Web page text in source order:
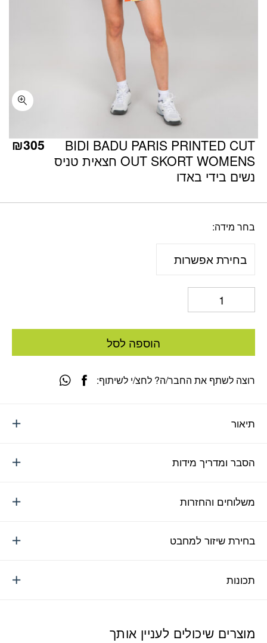
BIDI BADU PARIS PRINTED CUT
OUT SKORT WOMENS חצאית טניס
נשים בידי באדו
₪305
בחר מידה
הוספה לסל
תיאור
הסבר ומדריך מידות
משלוחים והחזרות
בחירת שיזור למחבט
תכונות
רוצה לשתף את החבר/ה? לחצ/י לשיתוף:
מוצרים שיכולים לעניין אותך